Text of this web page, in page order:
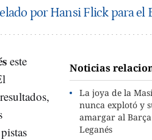
por Hansi Flick para el
Noticias
La joya de la
nunca explotó y
amargar al
Leganés
este